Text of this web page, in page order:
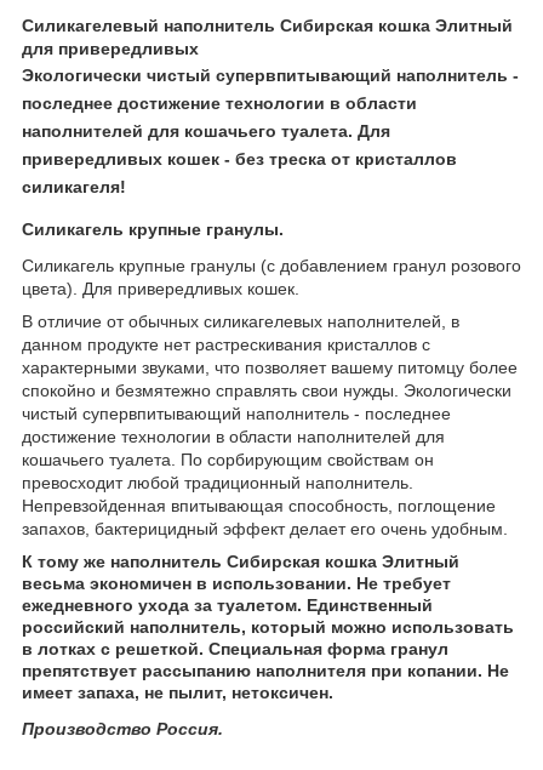
Силикагелевый наполнитель Сибирская кошка Элитный
для привередливых
Экологически чистый супервпитывающий наполнитель -
последнее достижение технологии в области
наполнителей для кошачьего туалета. Для
привередливых кошек - без треска от кристаллов
силикагеля!
Силикагель крупные гранулы.
Силикагель крупные гранулы (с добавлением гранул розового
цвета). Для привередливых кошек.
В отличие от обычных силикагелевых наполнителей, в
данном продукте нет растрескивания кристаллов с
характерными звуками, что позволяет вашему питомцу более
спокойно и безмятежно справлять свои нужды. Экологически
чистый супервпитывающий наполнитель - последнее
достижение технологии в области наполнителей для
кошачьего туалета. По сорбирующим свойствам он
превосходит любой традиционный наполнитель.
Непревзойденная впитывающая способность, поглощение
запахов, бактерицидный эффект делает его очень удобным.
К тому же наполнитель Сибирская кошка Элитный
весьма экономичен в использовании. Не требует
ежедневного ухода за туалетом. Единственный
российский наполнитель, который можно использовать
в лотках с решеткой. Специальная форма гранул
препятствует рассыпанию наполнителя при копании. Не
имеет запаха, не пылит, нетоксичен.
Производство Россия.